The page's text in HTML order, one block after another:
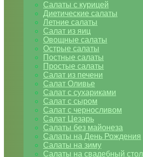
Салаты с курицей
Диетические салаты
Летние салаты
Салат из яиц
Овощные салаты
Острые салаты
Постные салаты
Простые салаты
Салат из печени
Салат Оливье
Салат с сухариками
Салат с сыром
Салат с черносливом
Салат Цезарь
Салаты без майонеза
Салаты на День Рождения
Салаты на зиму
Салаты на свадебный стол